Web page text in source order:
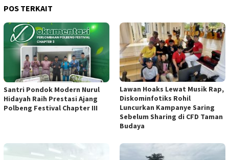
POS TERKAIT
Santri Pondok Modern Nurul
Hidayah Raih Prestasi Ajang
Polbeng Festival Chapter III
Lawan Hoaks Lewat Musik Rap,
Diskominfotiks Rohil
Luncurkan Kampanye Saring
Sebelum Sharing di CFD Taman
Budaya